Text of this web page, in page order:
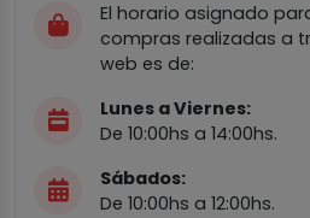
El horario asignado
compras realizadas a
web es de:
Lunes a Viernes:
De 10:00hs a 14:00hs.
Sábados:
De 10:00hs a 12:00hs.